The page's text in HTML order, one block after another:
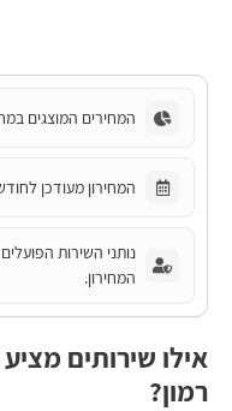
המחירים המוצגים
המחירון מעודכן לחודש
נותני השירות
המחירון.
אילו שירותים
רמון?